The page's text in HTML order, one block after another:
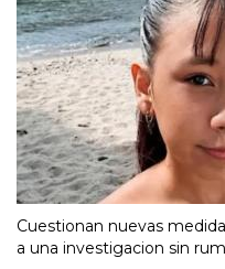
Cuestionan nuevas
a una investigacion sin